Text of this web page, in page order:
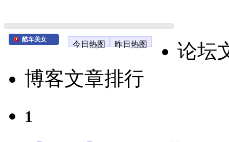
酷车美女
今日热图 昨日热图
论坛
博客文章排行
1